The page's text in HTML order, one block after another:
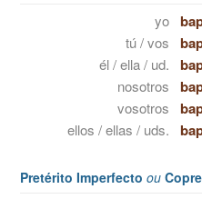
yo
tú / vos
él / ella / ud.
nosotros
vosotros
ellos / ellas / uds.
Pretérito Imperfecto ou